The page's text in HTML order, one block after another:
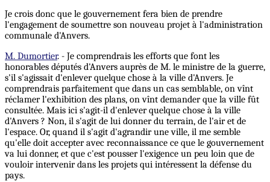
Je crois donc que le gouvernement fera bien de prendre
l'engagement de soumettre son nouveau projet à l'administration
communale d'Anvers.
M. Dumortier. - Je comprendrais les efforts que font les
honorables députés d'Anvers auprès de M. le ministre de la guerre,
s'il s'agissait d'enlever quelque chose à la ville d'Anvers. Je
comprendrais parfaitement que dans un cas semblable, on vînt
réclamer l'exhibition des plans, on vînt demander que la ville fût
consultée. Mais ici s'agit-il d'enlever quelque chose à la ville
d'Anvers ? Non, il s'agit de lui donner du terrain, de l'air et de
l'espace. Or, quand il s'agit d'agrandir une ville, il me semble
qu'elle doit accepter avec reconnaissance ce que le gouvernement
va lui donner, et que c'est pousser l'exigence un peu loin que de
vouloir intervenir dans les projets qui intéressent la défense du
pays.